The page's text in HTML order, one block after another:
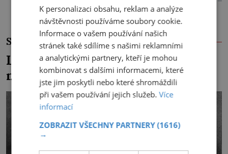
SOUVISEJÍCÍ ČLÁNKY
Lapka Grasel si na panstvo
netroufl?
K personalizaci obsahu, reklam a analýze
návštěvnosti používáme soubory cookie.
Informace o vašem používání našich
stránek také sdílíme s našimi reklamními
a analytickými partnery, kteří je mohou
kombinovat s dalšími informacemi, které
jste jim poskytli nebo které shromáždili
při vašem používání jejich služeb.Více
informací
ZOBRAZIT VŠECHNY PARTNERY(1616)
→